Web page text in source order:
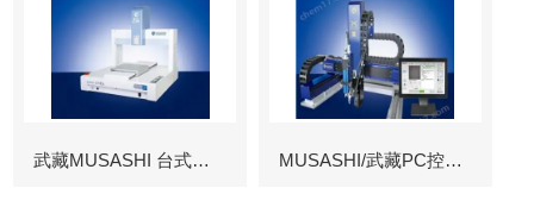
武藏MUSASHI 台式涂布机械臂 MUSASHI/武藏PC控制图像识别机械臂